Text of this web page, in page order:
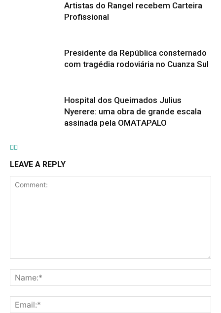
Artistas do Rangel recebem Carteira
Profissional
Presidente da República consternado
com tragédia rodoviária no Cuanza Sul
Hospital dos Queimados Julius
Nyerere: uma obra de grande escala
assinada pela OMATAPALO
LEAVE A REPLY